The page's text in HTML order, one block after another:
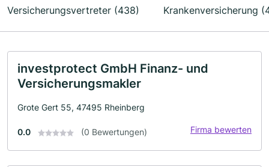
Versicherungsvertreter (438) Krankenversicherung
investprotect GmbH Finanz- und
Versicherungsmakler
Grote Gert 55, 47495 Rheinberg
0.0 (0 Bewertungen) Firma bewerten